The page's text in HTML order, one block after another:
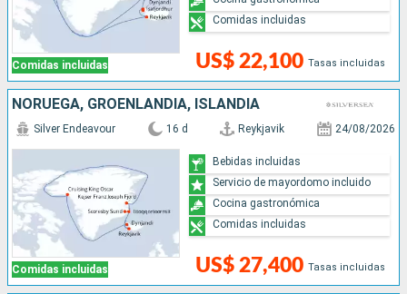
Comidas incluidas US$ 22,100 Tasas incluidas
Comidas incluidas
NORUEGA, GROENLANDIA, ISLANDIA
Comidas incluidas
Silver Endeavour 16 d Reykjavik 24/08/2026
US$ 27,400 Tasas incluidas
Bebidas incluidas
Servicio de mayordomo incluido
Cocina gastronómica
Comidas incluidas